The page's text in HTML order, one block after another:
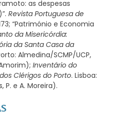
as despesas
Revista Portuguesa de
“Património e Economia
da Misericórdia:
da Santa Casa da
Almedina/SCMP/UCP,
Inventário do
Clérigos do Porto. Lisboa:
P. e A. Moreira).